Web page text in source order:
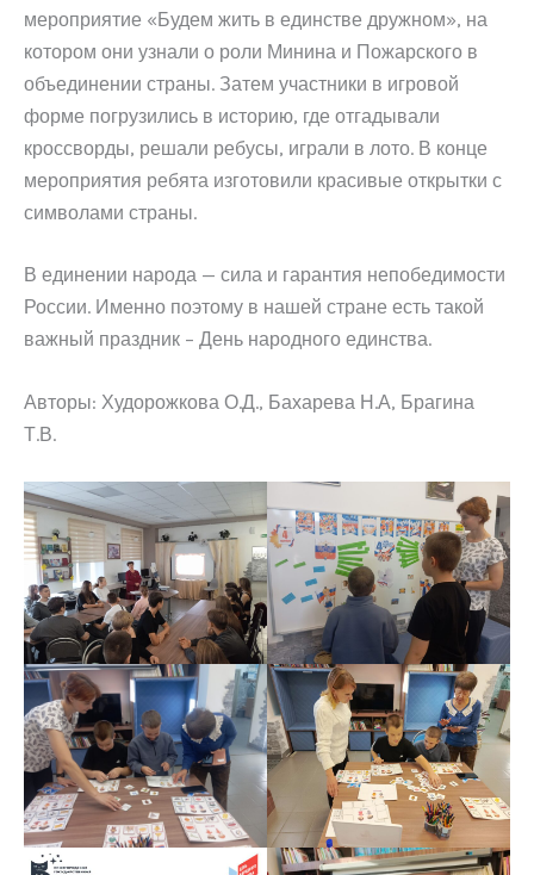
мероприятие «Будем жить в единстве дружном», на
котором они узнали о роли Минина и Пожарского в
объединении страны. Затем участники в игровой
форме погрузились в историю, где отгадывали
кроссворды, решали ребусы, играли в лото. В конце
мероприятия ребята изготовили красивые открытки с
символами страны.
В единении народа — сила и гарантия непобедимости
России. Именно поэтому в нашей стране есть такой
важный праздник – День народного единства.
Авторы: Худорожкова О.Д., Бахарева Н.А, Брагина
Т.В.